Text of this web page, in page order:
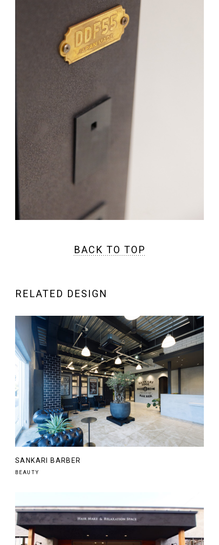
BACK TO TOP
RELATED DESIGN
SANKARI BARBER
BEAUTY